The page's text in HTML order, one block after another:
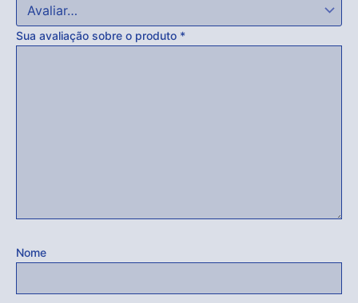
Sua avaliação sobre o produto *
Nome